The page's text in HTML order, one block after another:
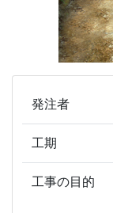
発注者
工期
工事の目的